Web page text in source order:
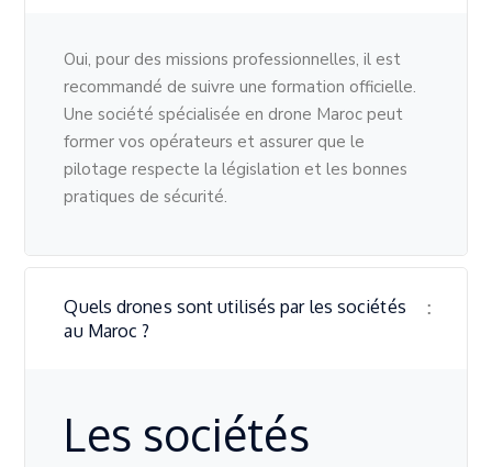
Oui, pour des missions professionnelles, il est
recommandé de suivre une formation officielle.
Une société spécialisée en drone Maroc peut
former vos opérateurs et assurer que le
pilotage respecte la législation et les bonnes
pratiques de sécurité.
Quels drones sont utilisés par les sociétés
au Maroc ?
Les sociétés